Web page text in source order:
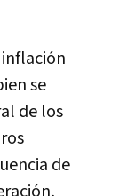
se
de los
de